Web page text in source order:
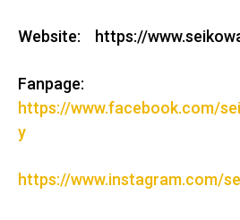
Website: https://
Fanpage:
https://www.facebook.com/
y
https://www.instagram.com/